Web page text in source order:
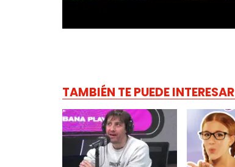
TAMBIÉN TE PUEDE INTERESAR